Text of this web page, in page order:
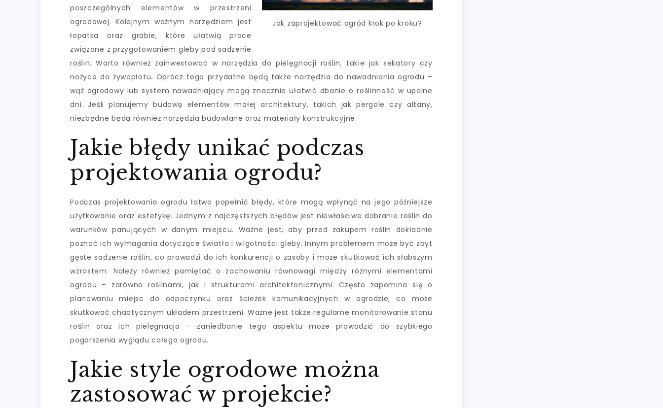
Jak zaprojektować ogród krok po kroku?
poszczególnych elementów w przestrzeni
ogrodowej. Kolejnym ważnym narzędziem jest
łopatka oraz grabie, które ułatwią prace
związane z przygotowaniem gleby pod sadzenie
roślin. Warto również zainwestować w narzędzia do pielęgnacji roślin, takie jak sekatory czy
nożyce do żywopłotu. Oprócz tego przydatne będą także narzędzia do nawadniania ogrodu –
wąż ogrodowy lub system nawadniający mogą znacznie ułatwić dbanie o roślinność w upalne
dni. Jeśli planujemy budowę elementów małej architektury, takich jak pergole czy altany,
niezbędne będą również narzędzia budowlane oraz materiały konstrukcyjne.
Jakie błędy unikać podczas
projektowania ogrodu?
Podczas projektowania ogrodu łatwo popełnić błędy, które mogą wpłynąć na jego późniejsze
użytkowanie oraz estetykę. Jednym z najczęstszych błędów jest niewłaściwe dobranie roślin do
warunków panujących w danym miejscu. Ważne jest, aby przed zakupem roślin dokładnie
poznać ich wymagania dotyczące światła i wilgotności gleby. Innym problemem może być zbyt
gęste sadzenie roślin, co prowadzi do ich konkurencji o zasoby i może skutkować ich słabszym
wzrostem. Należy również pamiętać o zachowaniu równowagi między różnymi elementami
ogrodu – zarówno roślinami, jak i strukturami architektonicznymi. Często zapomina się o
planowaniu miejsc do odpoczynku oraz ścieżek komunikacyjnych w ogrodzie, co może
skutkować chaotycznym układem przestrzeni. Ważne jest także regularne monitorowanie stanu
roślin oraz ich pielęgnacja – zaniedbanie tego aspektu może prowadzić do szybkiego
pogorszenia wyglądu całego ogrodu.
Jakie style ogrodowe można
zastosować w projekcie?